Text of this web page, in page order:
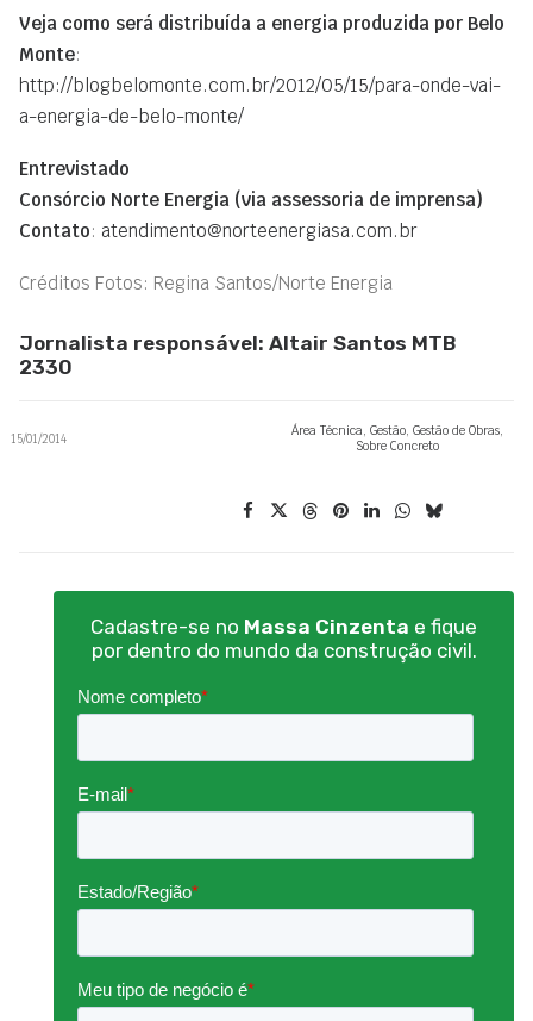
Veja como será distribuída a energia produzida por Belo
Monte:
http://blogbelomonte.com.br/2012/05/15/para-onde-vai-
a-energia-de-belo-monte/
Entrevistado
Consórcio Norte Energia (via assessoria de imprensa)
Contato: atendimento@norteenergiasa.com.br
Créditos Fotos: Regina Santos/Norte Energia
Jornalista responsável: Altair Santos MTB
2330
15/01/2014 Área Técnica, Gestão, Gestão de Obras,
Sobre Concreto
Cadastre-se no Massa Cinzenta e fique
por dentro do mundo da construção civil.